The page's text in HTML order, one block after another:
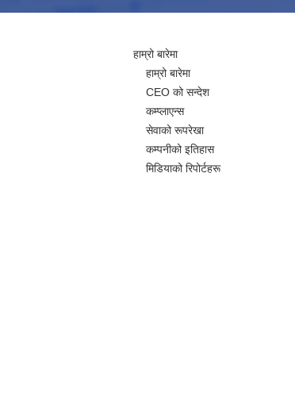
हाम्रो बारेमा
हाम्रो बारेमा
CEO को सन्देश
कम्प्लाएन्स
सेवाको रूपरेखा
कम्पनीको इतिहास
मिडियाको रिपोर्टहरू